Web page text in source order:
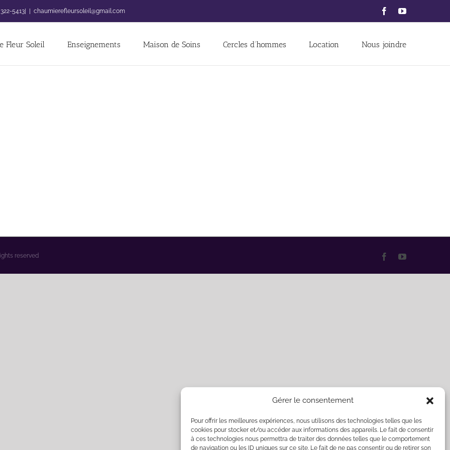
Gérer le consentement
Pour offrir les meilleures expériences, nous utilisons des technologies telles que les
cookies pour stocker et/ou accéder aux informations des appareils. Le fait de consentir
à ces technologies nous permettra de traiter des données telles que le comportement
de navigation ou les ID uniques sur ce site. Le fait de ne pas consentir ou de retirer son
5413| chaumierefleursoleil@gmail.com FacebookYouTube
Fleur Soleil Enseignements Maison de Soins Cercles d’hommes Location Nous joindre
reserved FacebookYouTube